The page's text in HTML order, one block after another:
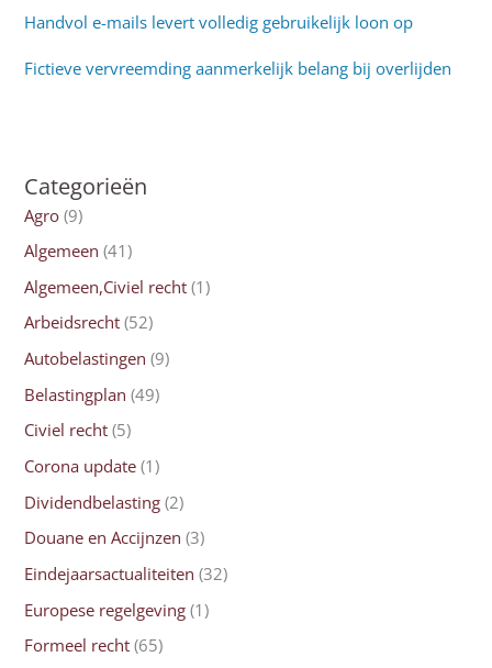
Handvol e-mails levert volledig gebruikelijk loon op
Fictieve vervreemding aanmerkelijk belang bij overlijden
Categorieën
Agro (9)
Algemeen (41)
Algemeen,Civiel recht (1)
Arbeidsrecht (52)
Autobelastingen (9)
Belastingplan (49)
Civiel recht (5)
Corona update (1)
Dividendbelasting (2)
Douane en Accijnzen (3)
Eindejaarsactualiteiten (32)
Europese regelgeving (1)
Formeel recht (65)